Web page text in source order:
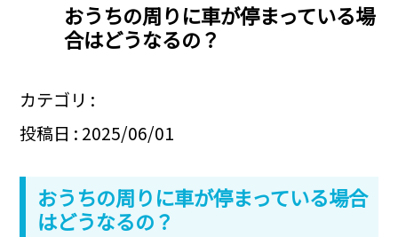
おうちの周りに車が停まっている場
合はどうなるの？
カテゴリ :
投稿日 : 2025/06/01
おうちの周りに車が停まっている場合
はどうなるの？